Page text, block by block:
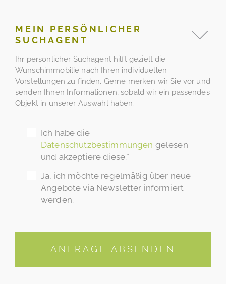
MEIN PERSÖNLICHER
SUCHAGENT
Ihr persönlicher Suchagent hilft gezielt die
Wunschimmobilie nach Ihren individuellen
Vorstellungen zu finden. Gerne merken wir Sie vor und
senden Ihnen Informationen, sobald wir ein passendes
Objekt in unserer Auswahl haben.
Ich habe die
Datenschutzbestimmungen gelesen
und akzeptiere diese.*
Ja, ich möchte regelmäßig über neue
Angebote via Newsletter informiert
werden.
ANFRAGE ABSENDEN